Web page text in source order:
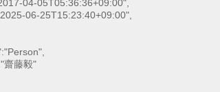
06-25T15:23:40+09:00",